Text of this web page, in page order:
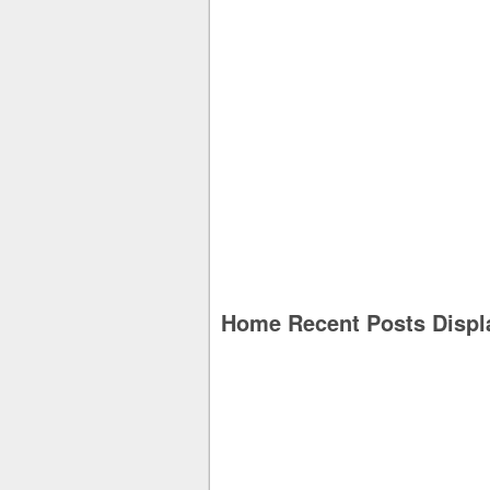
Home Recent Posts